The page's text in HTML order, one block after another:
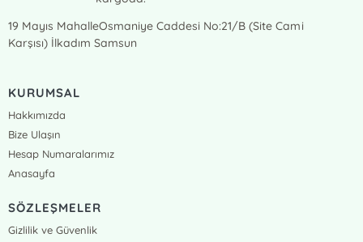
19 Mayıs MahalleOsmaniye Caddesi No:21/B (Site Cami
Karşısı) İlkadım Samsun
KURUMSAL
Hakkımızda
Bize Ulaşın
Hesap Numaralarımız
Anasayfa
SÖZLEŞMELER
Gizlilik ve Güvenlik